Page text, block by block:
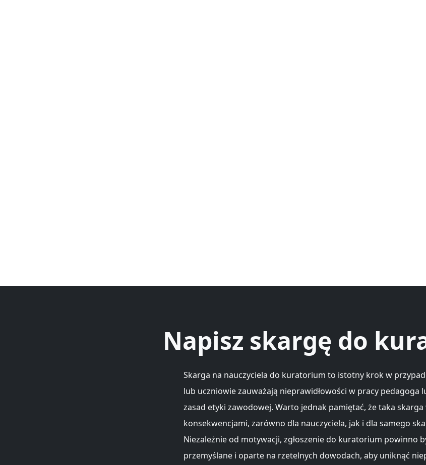
Napisz skargę do
Skarga na nauczyciela do kuratorium to istotny krok w
lub uczniowie zauważają nieprawidłowości w pracy pedagoga
zasad etyki zawodowej. Warto jednak pamiętać, że taka skarga
konsekwencjami, zarówno dla nauczyciela, jak i dla samego
Niezależnie od motywacji, zgłoszenie do kuratorium powinno
przemyślane i oparte na rzetelnych dowodach, aby uniknąć